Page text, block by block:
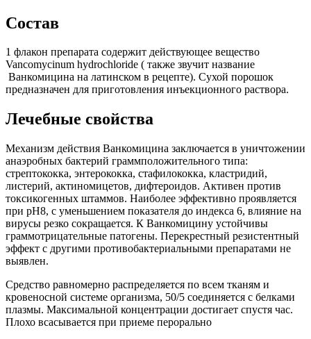
Состав
1 флакон препарата содержит действующее вещество
Vancomycinum hydrochloride ( также звучит название
Ванкомицина на латинском в рецепте). Сухой порошок
предназначен для приготовления инъекционного раствора.
Лечебные свойства
Механизм действия Ванкомицина заключается в уничтожении
анаэробных бактерий граммположительного типа:
стрептококка, энтерококка, стафилококка, кластридий,
листерий, актиномицетов, дифтероидов. Активен против
токсикогенных штаммов. Наиболее эффективно проявляется
при рН8, с уменьшением показателя до индекса 6, влияние на
вирусы резко сокращается. К Ванкомицину устойчивы
граммотрицательные патогены. Перекрестный резистентный
эффект с другими противобактериальными препаратами не
выявлен.
Средство равномерно распределяется по всем тканям и
кровеносной системе организма, 50/5 соединяется с белками
плазмы. Максимальной концентрации достигает спустя час.
Плохо всасывается при приеме перорально